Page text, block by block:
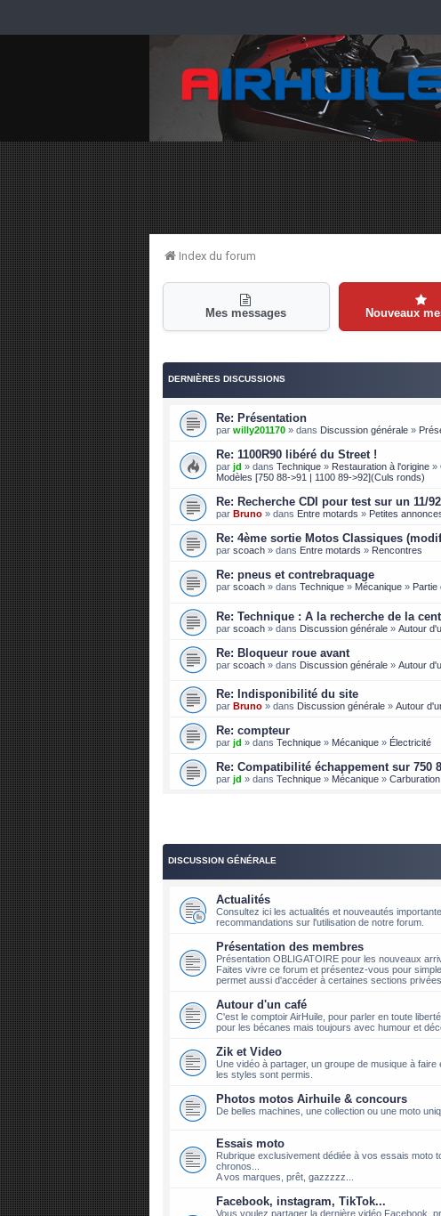
Index du forum
Mes messages Nouveaux
DERNIÈRES DISCUSSIONS
Re: Présentation
par willy201170 » dans Discussion générale »
Re: 1100R90 libéré du Street !
par jd » dans Technique » Restauration à l'origine »
Modèles [750 88->91 | 1100 89->92](Culs ronds)
Re: Recherche CDI pour test sur un 11/92
par Bruno » dans Entre motards » Petites
Re: 4ème sortie Motos Classiques
par scoach » dans Entre motards » Rencontres
Re: pneus et contrebraquage
par scoach » dans Technique » Mécanique » Partie
Re: Technique : A la recherche de la
par scoach » dans Discussion générale » Autour
Re: Bloqueur roue avant
par scoach » dans Discussion générale » Autour
Re: Indisponibilité du site
par Bruno » dans Discussion générale » Autour
Re: compteur
par jd » dans Technique » Mécanique » Électricité
Re: Compatibilité échappement sur 750
par jd » dans Technique » Mécanique »
DISCUSSION GÉNÉRALE
Actualités
Consultez ici les actualités et nouveautés
recommandations sur l'utilisation de notre forum.
Présentation des membres
Présentation OBLIGATOIRE pour les nouveaux
Faites vivre ce forum et présentez-vous pour
permet aussi d'accéder à certaines sections privées.
Autour d'un café
C'est le comptoir AirHuile, pour parler en toute
pour les bécanes mais toujours avec humour et
Zik et Video
Une vidéo à partager, un groupe de musique à
les styles sont permis.
Photos motos Airhuile & concours
De belles machines, une collection ou une moto
Essais moto
Rubrique exclusivement dédiée à vos essais moto
chronos...
A vos marques, prêt, gazzzzz...
Facebook, instagram, TikTok...
Vous voulez partager la dernière vidéo Facebook,